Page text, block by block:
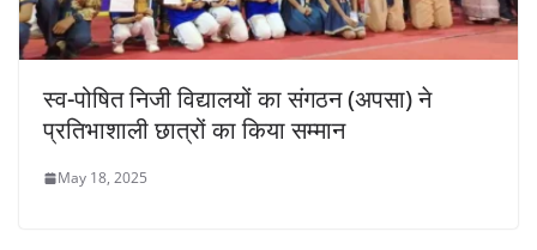
स्व-पोषित निजी विद्यालयों का संगठन (अपसा) ने
प्रतिभाशाली छात्रों का किया सम्मान
May 18, 2025